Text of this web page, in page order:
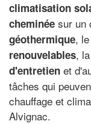
climatisation
cheminée sur un
géothermique, le
renouvelables, la
d'entretien et
tâches qui
chauffage et
Alvignac.